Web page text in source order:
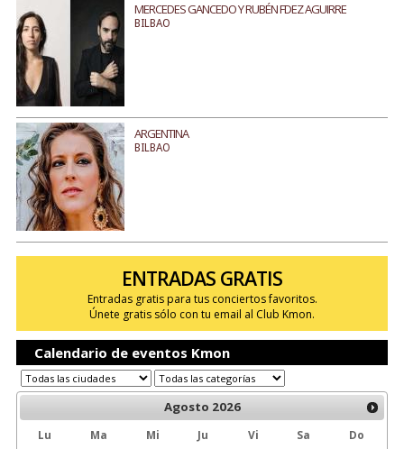
MERCEDES GANCEDO Y RUBÉN FDEZ AGUIRRE
BILBAO
ARGENTINA
BILBAO
ENTRADAS GRATIS
Entradas gratis para tus conciertos favoritos.
Únete gratis sólo con tu email al Club Kmon.
Calendario de eventos Kmon
Agosto 2026
Lu Ma Mi Ju Vi Sa
Do